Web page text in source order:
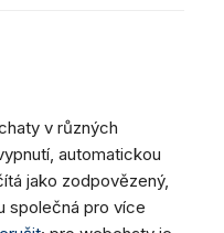
v různých
automatickou
jako zodpovězený,
společná pro více